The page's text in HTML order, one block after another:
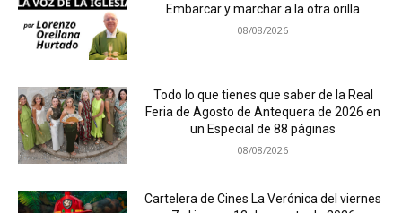
Embarcar y marchar a la otra orilla
08/08/2026
Todo lo que tienes que saber de la Real
Feria de Agosto de Antequera de 2026 en
un Especial de 88 páginas
08/08/2026
Cartelera de Cines La Verónica del viernes